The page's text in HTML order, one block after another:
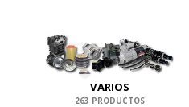
VARIOS
263 PRODUCTOS